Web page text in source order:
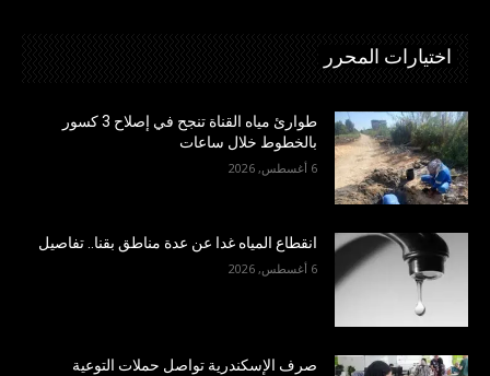
اختيارات المحرر
طوارئ مياه القناة تنجح في إصلاح 3 كسور
بالخطوط خلال ساعات
6 أغسطس, 2026
انقطاع المياه غدا عن عدة مناطق بقنا.. تفاصيل
6 أغسطس, 2026
صرف الإسكندرية تواصل حملات التوعية